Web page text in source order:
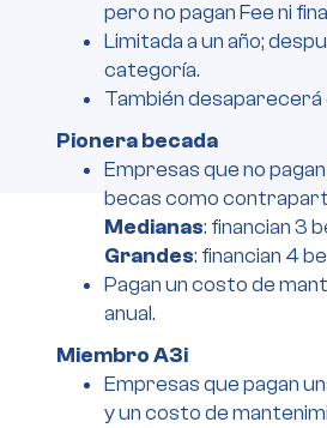
pero no pagan Fee ni
Limitada a un año;
categoría.
También desaparecerá
Pionera becada
Empresas que no
becas como
Medianas: financian 3
Grandes: financian 4
Pagan un costo de
anual.
Miembro A3i
Empresas que pagan
y un costo de